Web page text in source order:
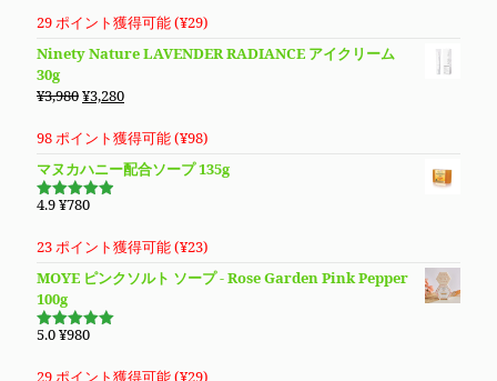
で
し
た。
¥9,890
で
す。
29 ポイント獲得可能 (¥29)
Ninety Nature LAVENDER RADIANCE アイクリーム
30g
¥3,980元
価
は
¥3,980
し
¥3,280現
の
価
格
で
98 ポイント獲得可能 (¥98)
マヌカハニー配合ソープ 135g
5段階で
4.9¥780
23 ポイント獲得可能 (¥23)
MOYE ピンクソルト ソープ - Rose Garden Pink Pepper
100g
5段階で
5.0¥980
29 ポイント獲得可能 (¥29)